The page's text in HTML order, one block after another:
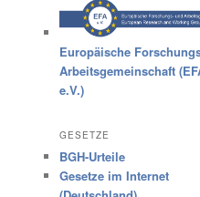
Europäische
Arbeitsgemeinschaft
e.V.)
GESETZE
BGH-Urteile
Gesetze im Internet